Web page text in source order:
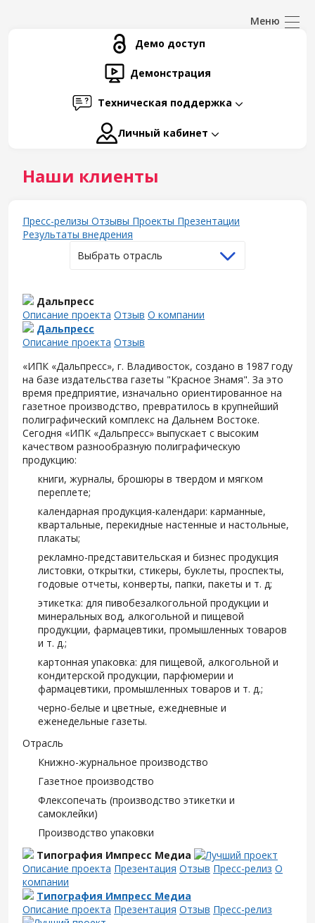
Демо доступ
Демонстрация
Техническая поддержка
Личный кабинет
Наши клиенты
Пресс-релизы Отзывы Проекты Презентации
Результаты внедрения
Выбрать отрасль
Дальпресс
Описание проекта Отзыв О компании
Дальпресс
Описание проекта Отзыв
«ИПК «Дальпресс», г. Владивосток, создано в 1987 году
на базе издательства газеты "Красное Знамя". За это
время предприятие, изначально ориентированное на
газетное производство, превратилось в крупнейший
полиграфический комплекс на Дальнем Востоке.
Сегодня «ИПК «Дальпресс» выпускает с высоким
качеством разнообразную полиграфическую
продукцию:
книги, журналы, брошюры в твердом и мягком
переплете;
календарная продукция-календари: карманные,
квартальные, перекидные настенные и настольные,
плакаты;
рекламно-представительская и бизнес продукция
листовки, открытки, стикеры, буклеты, проспекты,
годовые отчеты, конверты, папки, пакеты и т. д;
этикетка: для пивобезалкогольной продукции и
минеральных вод, алкогольной и пищевой
продукции, фармацевтики, промышленных товаров
и т. д.;
картонная упаковка: для пищевой, алкогольной и
кондитерской продукции, парфюмерии и
фармацевтики, промышленных товаров и т. д.;
черно-белые и цветные, ежедневные и
еженедельные газеты.
Отрасль
Книжно-журнальное производство
Газетное производство
Флексопечать (производство этикетки и
самоклейки)
Производство упаковки
Типография Импресс Медиа
Описание проекта Презентация Отзыв Пресс-релиз О
компании
Типография Импресс Медиа
Описание проекта Презентация Отзыв Пресс-релиз